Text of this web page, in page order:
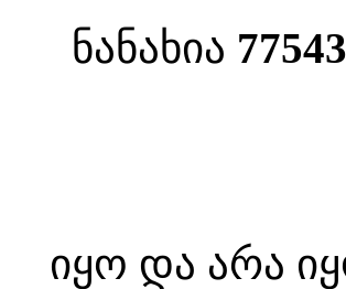
ნანახია 77543
იყო და არა